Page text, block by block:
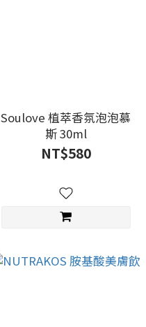
Soulove 植萃香氛泡泡慕
斯 30ml
NT$580